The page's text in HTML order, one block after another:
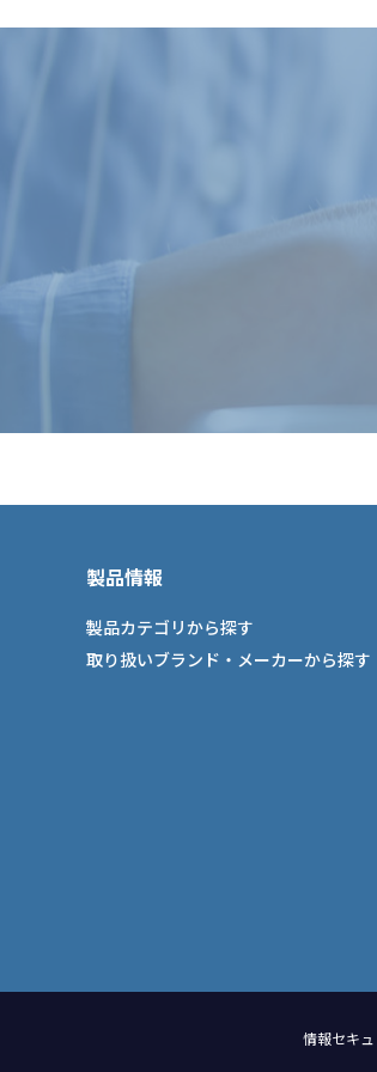
製品情報
製品カテゴリから探す
取り扱いブランド・メーカーから探す
情報セキ